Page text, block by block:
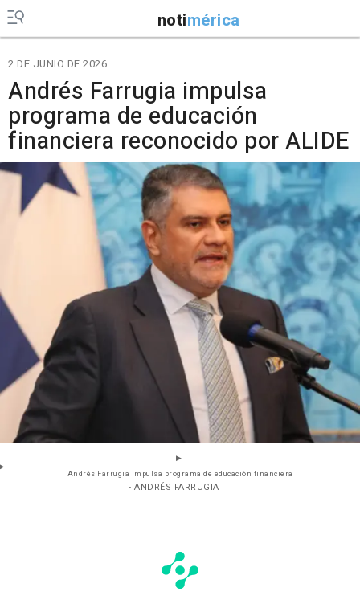
notimérica
2 DE JUNIO DE 2026
Andrés Farrugia impulsa
programa de educación
financiera reconocido por ALIDE
Andrés Farrugia impulsa programa de educación financiera
- ANDRÉS FARRUGIA